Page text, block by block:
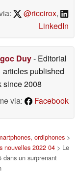
@riccirox,
LinkedIn
Duy- Editorial
articles published
since 2008
via:
Facebook
ordiphones >
nouvelles 2022 04 > Le
un surprenant